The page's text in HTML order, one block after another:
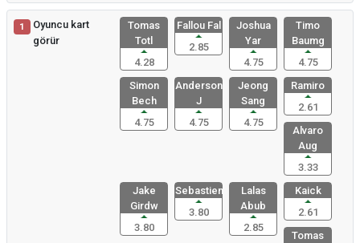
1
Oyuncu kart
görür
Tomas
Totl
4.28
Fallou Fal
2.85
Joshua
Yar
4.75
Timo
Baumg
4.75
Simon
Bech
4.75
Anderson
J
4.75
Jeong
Sang
4.75
Ramiro
2.61
Alvaro
Aug
3.33
Jake
Girdw
3.80
Sebastien
3.80
Lalas
Abub
2.85
Kaick
2.61
Tomas